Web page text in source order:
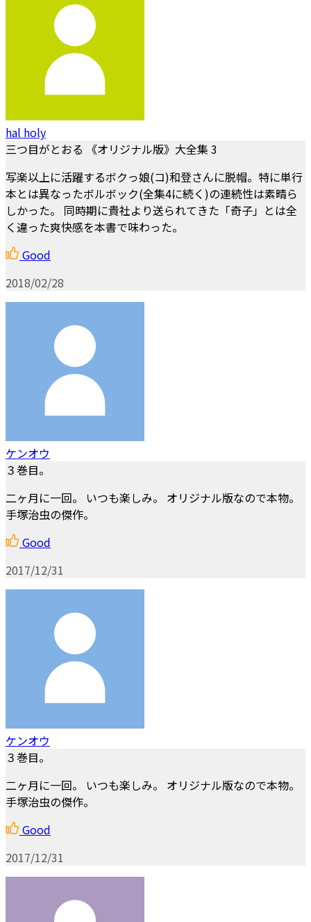
hal holy
三つ目がとおる 《オリジナル版》大全集 3
写楽以上に活躍するボクっ娘(コ)和登さんに脱帽。特に単行
本とは異なったボルボック(全集4に続く)の連続性は素晴ら
しかった。 同時期に貴社より送られてきた「奇子」とは全
く違った爽快感を本書で味わった。
Good
2018/02/28
ケンオウ
３巻目。
二ヶ月に一回。 いつも楽しみ。 オリジナル版なので本物。
手塚治虫の傑作。
Good
2017/12/31
ケンオウ
３巻目。
二ヶ月に一回。 いつも楽しみ。 オリジナル版なので本物。
手塚治虫の傑作。
Good
2017/12/31